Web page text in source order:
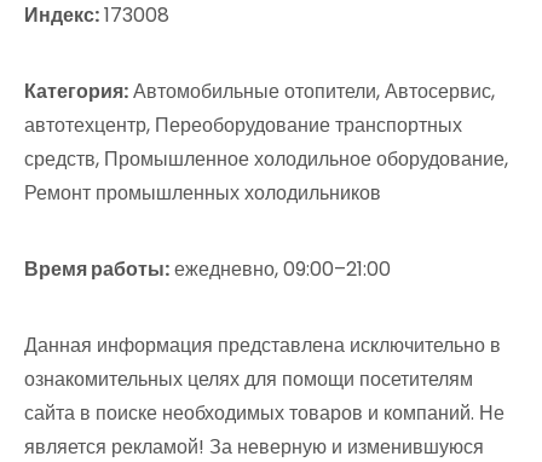
Индекс:173008
Категория:Автомобильные отопители, Автосервис,
автотехцентр, Переоборудование транспортных
средств, Промышленное холодильное оборудование,
Ремонт промышленных холодильников
Время работы:ежедневно, 09:00–21:00
Данная информация представлена исключительно в
ознакомительных целях для помощи посетителям
сайта в поиске необходимых товаров и компаний. Не
является рекламой! За неверную и изменившуюся